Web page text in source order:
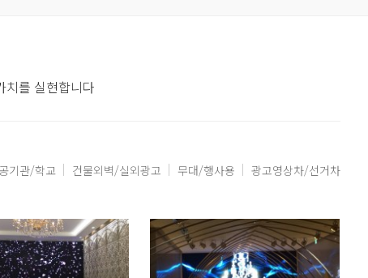
치를 실현합니다
기관/학교 건물외벽/실외광고 무대/행사용 광고영상차/선거차